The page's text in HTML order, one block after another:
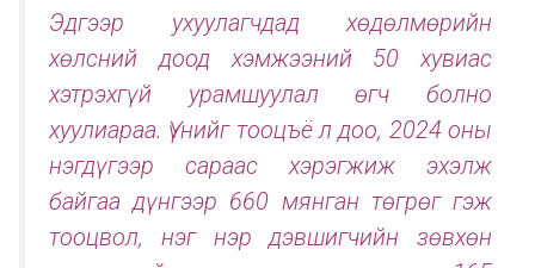
Эдгээр ухуулагчдад хөдөлмөрийн
хөлсний доод хэмжээний 50 хувиас
хэтрэхгүй урамшуулал өгч болно
хуулиараа. Үүнийг тооцъё л доо, 2024 оны
нэгдүгээр сараас хэрэгжиж эхэлж
байгаа дүнгээр 660 мянган төгрөг гэж
тооцвол, нэг нэр дэвшигчийн зөвхөн